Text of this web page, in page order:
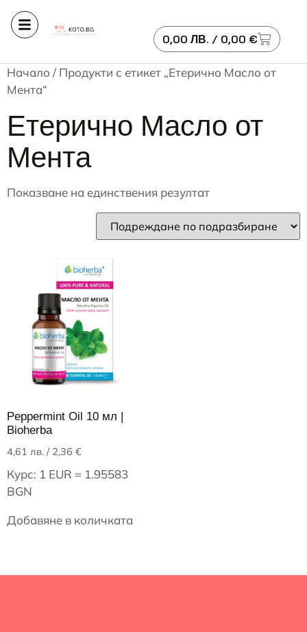
0,00 ЛВ. / 0,00 €
Начало / Продукти с етикет „Етерично Масло от
Мента“
Етерично Масло от
Мента
Показване на единствения резултат
Peppermint Oil 10 мл |
Bioherba
4,61 лв. / 2,36 €
Курс: 1 EUR = 1.95583
BGN
Добавяне в количката